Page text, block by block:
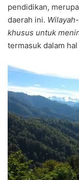
pendidikan,
daerah ini.
khusus untuk
termasuk dalam